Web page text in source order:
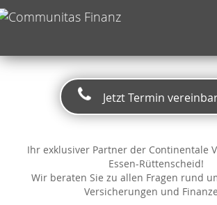
Jetzt Termin
Ihr exklusiver Partner der Continentale
Essen-Rüttenscheid!
Wir beraten Sie zu allen Fragen rund
Versicherungen und